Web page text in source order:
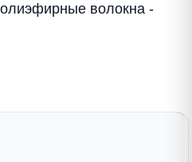
волокна -